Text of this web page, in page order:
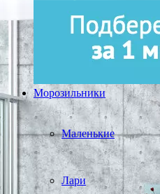
Морозильники
Маленькие
Лари